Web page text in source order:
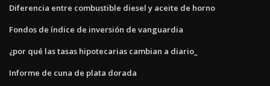
Diferencia entre combustible diesel y aceite de horno
Fondos de índice de inversión de vanguardia
¿por qué las tasas hipotecarias cambian a diario_
Informe de cuna de plata dorada